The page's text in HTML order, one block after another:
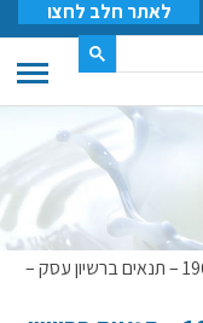
לאתר חלב לחצו
חוק רישוי עסקים – התשכ"ח 1968 – תנאים ברשיון עסק –